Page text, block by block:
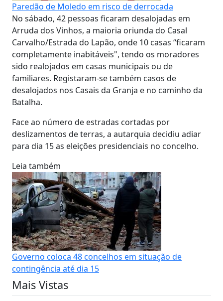
Paredão de Moledo em risco de derrocada
No sábado, 42 pessoas ficaram desalojadas em
Arruda dos Vinhos, a maioria oriunda do Casal
Carvalho/Estrada do Lapão, onde 10 casas “ficaram
completamente inabitáveis", tendo os moradores
sido realojados em casas municipais ou de
familiares. Registaram-se também casos de
desalojados nos Casais da Granja e no caminho da
Batalha.
Face ao número de estradas cortadas por
deslizamentos de terras, a autarquia decidiu adiar
para dia 15 as eleições presidenciais no concelho.
Leia também
Governo coloca 48 concelhos em situação de
contingência até dia 15
Mais Vistas